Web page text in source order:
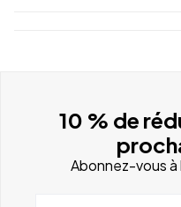
10 % de
Abonnez-vous